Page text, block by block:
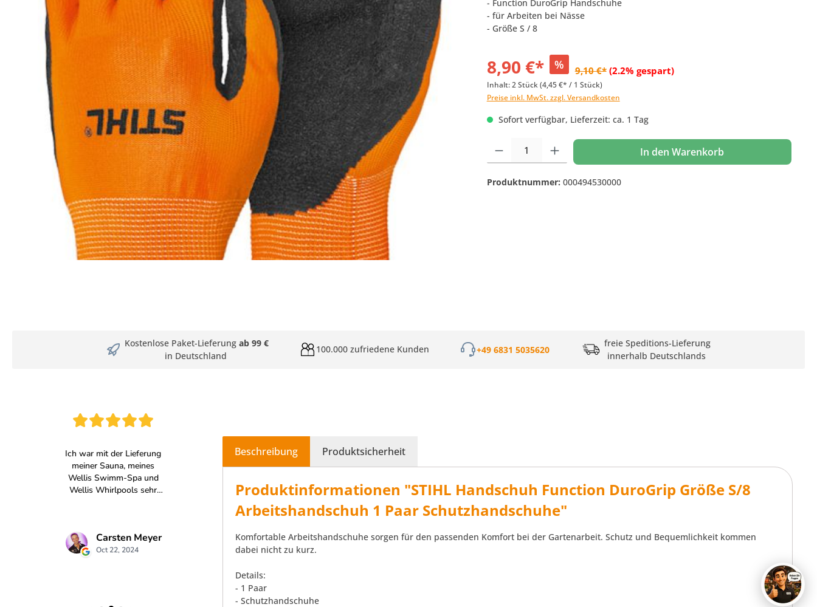
- Function DuroGrip Handschuhe
- für Arbeiten bei Nässe
- Größe S / 8
8,90 €* % 9,10 €* (2.2% gespart)
Inhalt:2 Stück(4,45 €* / 1 Stück)
Preise inkl. MwSt. zzgl. Versandkosten
Sofort verfügbar, Lieferzeit: ca. 1 Tag
Produkt Anzahl: Gib den gewünschten Wert ein oder benutze die Schaltflächen um die
In den Warenkorb
Produktnummer: 000494530000
Kostenlose Paket-Lieferung ab 99 €
in Deutschland
100.000 zufriedene Kunden +49 6831 5035620
freie Speditions-Lieferung
innerhalb Deutschlands
Beschreibung Produktsicherheit
Produktinformationen "STIHL Handschuh Function DuroGrip Größe S/8
Arbeitshandschuh 1 Paar Schutzhandschuhe"
Komfortable Arbeitshandschuhe sorgen für den passenden Komfort bei der Gartenarbeit. Schutz und Bequemlichkeit kommen
dabei nicht zu kurz.
Details:
- 1 Paar
- Schutzhandschuhe